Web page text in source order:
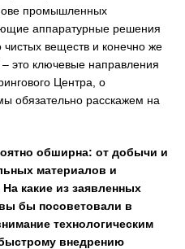
промышленных
аппаратурные решения
веществ и конечно же
это ключевые направления
Центра, о
обязательно расскажем на
обширна: от добычи и
материалов и
На какие из заявленных
бы посоветовали в
технологическим
внедрению